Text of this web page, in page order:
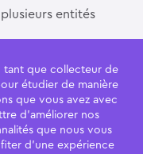
entités
tant que collecteur de
étudier de manière
que vous avez avec
d’améliorer nos
que nous vous
d’une expérience